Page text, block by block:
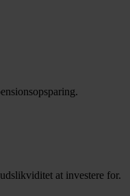
at investere for.